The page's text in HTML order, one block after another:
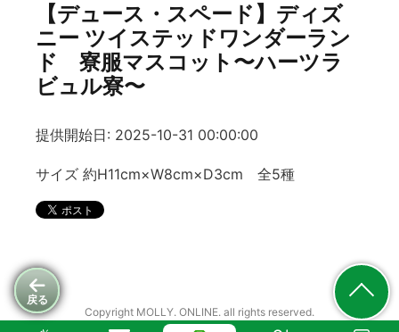
戻る
【デュース・スペード】ディズ
ニー ツイステッドワンダーラン
ド 寮服マスコット〜ハーツラ
ビュル寮〜
提供開始日: 2025-10-31 00:00:00
サイズ 約H11cm×W8cm×D3cm 全5種
Copyright MOLLY. ONLINE. all rights reserved.